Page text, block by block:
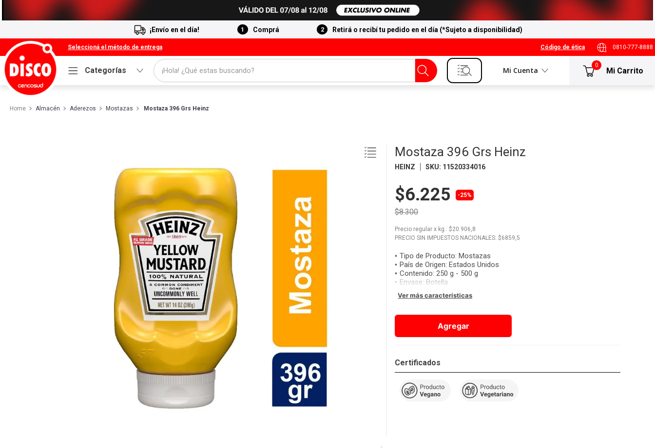
¡Envío en el día! Comprá Retirá o recibí tu pedido en el día (*Sujeto a disponibilidad)
Seleccioná el método de entrega Código de ética 0810-777-8888
Categorías
¡Hola! ¿Qué estas buscando?
Mi Cuenta
0
Almacén Aderezos Mostazas Mostaza 396 Grs Heinz
Mostaza 396 Grs Heinz
HEINZ SKU: 11520334016
$6.225 -25%
$8.300
Precio regular x kg.: $20.906,8
PRECIO SIN IMPUESTOS NACIONALES: $6859,5
Tipo de Producto: Mostazas
País de Origen: Estados Unidos
Contenido:250 g - 500 g
Envase: Botella
Ver más características
Agregar
Certificados
1.
Cafe
5.
Cerveza
6.
Carne
7.
Queso
.
Fideos
9.
Chocolate
10. Vino